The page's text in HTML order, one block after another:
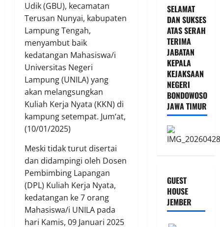
Udik (GBU), kecamatan
Terusan Nunyai, kabupaten
Lampung Tengah,
menyambut baik
kedatangan Mahasiswa/i
Universitas Negeri
Lampung (UNILA) yang
akan melangsungkan
Kuliah Kerja Nyata (KKN) di
kampung setempat. Jum‘at,
(10/01/2025)
Meski tidak turut disertai
dan didampingi oleh Dosen
Pembimbing Lapangan
(DPL) Kuliah Kerja Nyata,
kedatangan ke 7 orang
Mahasiswa/i UNILA pada
hari Kamis, 09 Januari 2025
SELAMAT
DAN SUKSES
ATAS SERAH
TERIMA
JABATAN
KEPALA
KEJAKSAAN
NEGERI
BONDOWOSO
JAWA TIMUR
GUEST
HOUSE
JEMBER